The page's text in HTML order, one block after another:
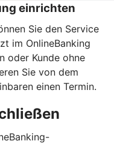
einrichten
Sie den Service
im OnlineBanking
oder Kunde ohne
Sie von dem
einen Termin.